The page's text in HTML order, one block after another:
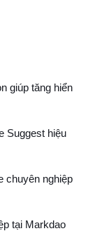
giúp tăng hiển
Suggest hiệu
chuyên nghiệp
tại Markdao